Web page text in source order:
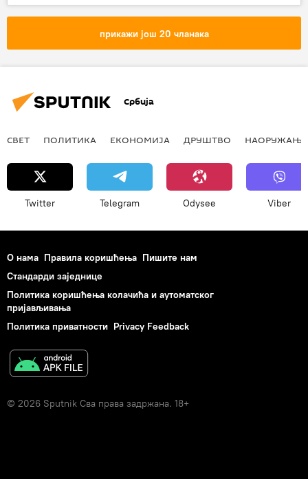
НБА у бојама Србије
Спорт
прикажи још 20 чланака
Србија
СВЕТ ПОЛИТИКА ЕКОНОМИЈА ДРУШТВО НАОРУЖАЊЕ
Twitter Telegram Odysee Viber
О нама Правила коришћења Пишите нам
Стандарди заједнице
Политика коришћења колачића и аутоматског
пријављивања
Политика приватности Privacy Feedback
© 2026 Sputnik Сва права задржана. 18+